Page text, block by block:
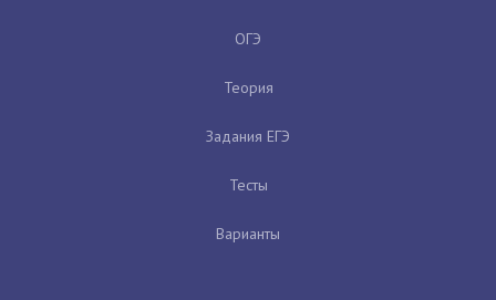
ОГЭ
Теория
Задания ЕГЭ
Тесты
Варианты